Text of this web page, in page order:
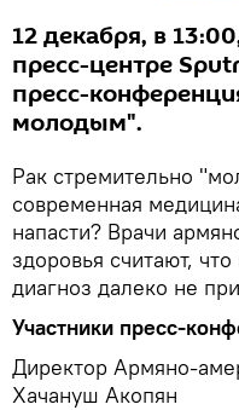
12 декабря, в
пресс-центре
пресс-
молодым".
Рак стремительно
современная
напасти? Врачи
здоровья считают,
диагноз далеко не
Участники пресс-
Директор Армяно-
Хачануш Акопян